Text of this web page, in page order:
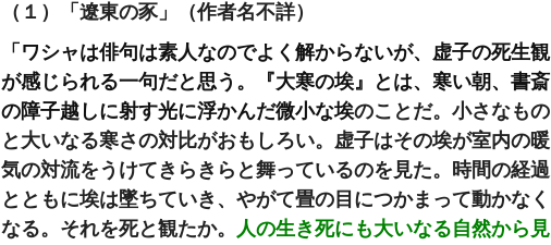
（１）「遼東の豕」（作者名不詳）
「ワシャは俳句は素人なのでよく解からないが、虚子の死生観
が感じられる一句だと思う。『大寒の埃』とは、寒い朝、 書斎
の障子越しに射す光に浮かんだ微小な埃のことだ。小さなもの
と大いなる寒さの対比がおもしろい。虚子はその埃が室内の暖
気の対流をうけてきらきらと舞っているのを見た。時間の経過
とともに埃は墜ちていき、やがて畳の目につかまって動かなく
なる。それを死と観たか。 人の生き死にも大いなる自然から見